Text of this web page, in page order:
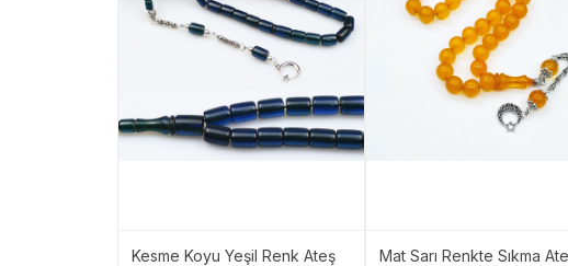
Kesme Koyu Yeşil Renk Ateş
Mat Sarı Renkte Sıkma